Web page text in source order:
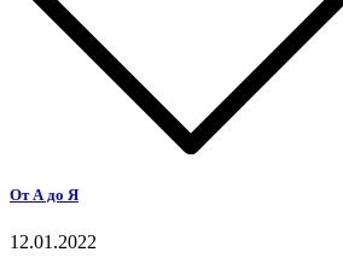
От А до Я
12.01.2022